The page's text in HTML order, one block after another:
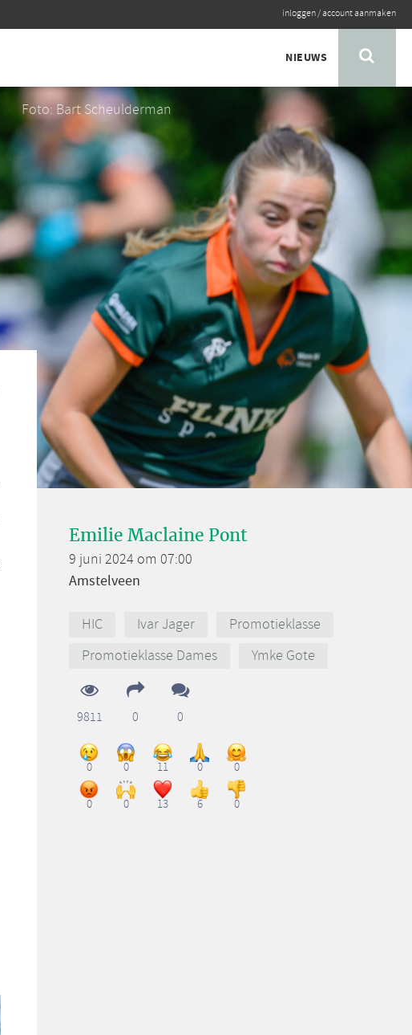
inloggen/account aanmaken
NIEUWS
Foto: Bart Scheulderman
Emilie Maclaine Pont
9 juni 2024 om 07:00
Amstelveen
HIC Ivar Jager
Promotieklasse
Promotieklasse Dames
Ymke Gote
9811 0 0
0 0 11 0 0
0 0 13 6 0